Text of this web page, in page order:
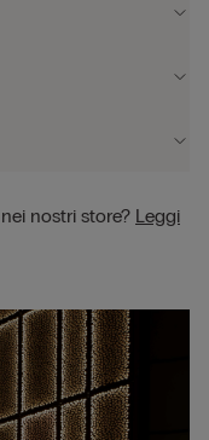
nostri store? Leggi